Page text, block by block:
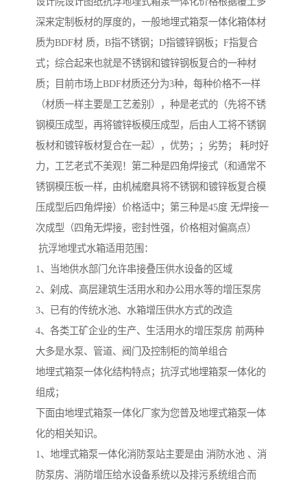
深来定制板材的厚度的，一般地埋式箱泵一体化箱体材
质为BDF材 质，B指不锈钢；D指镀锌钢板；F指复合
式；综合起来也就是不锈钢和镀锌钢板复合的一种材
质；目前市场上BDF材质还分为3种，每种价格不一样
（材质一样主要是工艺差别），种是老式的（先将不锈
钢模压成型，再将镀锌板模压成型，后由人工将不锈钢
板材和镀锌板材复合在一起），优势；；劣势； 耗时好
力，工艺老式不美观！第二种是四角焊接式（和通常不
锈钢模压板一样，由机械磨具将不锈钢和镀锌板复合模
压成型后四角焊接）价格适中；第三种是45度 无焊接一
次成型（四角无焊接，密封性强，价格相对偏高点）
抗浮地埋式水箱适用范围：
1、当地供水部门允许串接叠压供水设备的区域
2、剁成、高层建筑生活用水和办公用水等的增压泵房
3、已有的传统水池、水箱增压供水方式的改造
4、各类工矿企业的生产、生活用水的增压泵房 前两种
大多是水泵、管道、阀门及控制柜的简单组合
地埋式箱泵一体化结构特点；抗浮式地埋箱泵一体化的
组成；
下面由地埋式箱泵一体化厂家为您普及地埋式箱泵一体
化的相关知识。
1、地埋式箱泵一体化消防泵站主要是由 消防水池 、消
防泵房、消防增压给水设备系统以及排污系统组合而